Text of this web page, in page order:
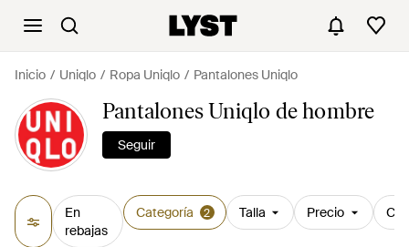
Inicio Uniqlo Ropa Uniqlo Pantalones Uniqlo
Pantalones Uniqlo de hombre
Seguir
En
rebajas
Categoría 2 Talla Precio